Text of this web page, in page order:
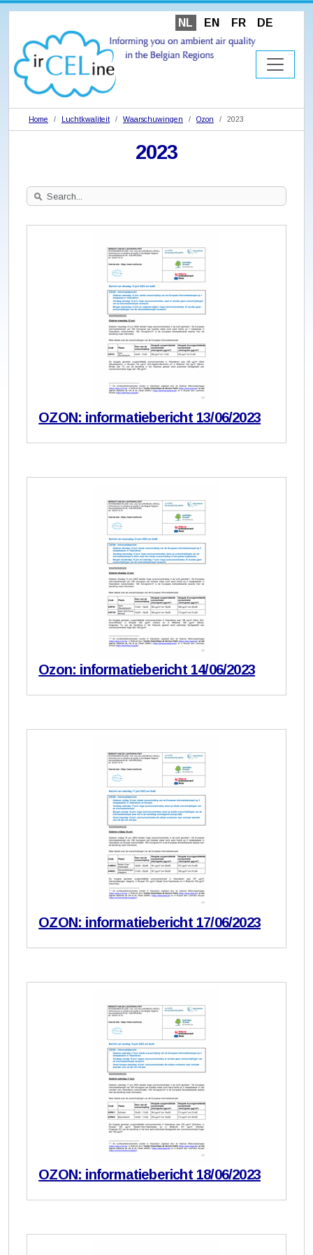
NL EN FR DE
Home Luchtkwaliteit Waarschuwingen Ozon 2023
2023
Search
Site
OZON: informatiebericht 13/06/2023
Ozon: informatiebericht 14/06/2023
OZON: informatiebericht 17/06/2023
OZON: informatiebericht 18/06/2023